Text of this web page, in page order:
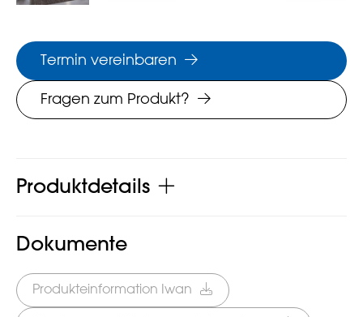
Termin vereinbaren
Fragen zum Produkt?
Produktdetails
Dokumente
Produkteinformation Iwan